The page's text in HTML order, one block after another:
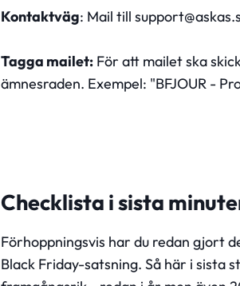
Kontaktväg: Mail till
Tagga mailet: För att mailet ska
ämnesraden. Exempel: "BFJOUR -
Checklista i sista
Förhoppningsvis har du redan gjort
Black Friday-satsning. Så här i sista